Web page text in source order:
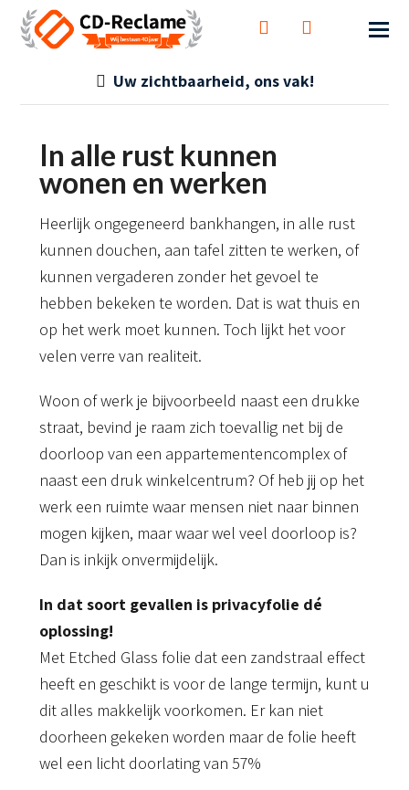
Uw zichtbaarheid, ons vak!
In alle rust kunnen
wonen en werken
Heerlijk ongegeneerd bankhangen, in alle rust
kunnen douchen, aan tafel zitten te werken, of
kunnen vergaderen zonder het gevoel te
hebben bekeken te worden. Dat is wat thuis en
op het werk moet kunnen. Toch lijkt het voor
velen verre van realiteit.
Woon of werk je bijvoorbeeld naast een drukke
straat, bevind je raam zich toevallig net bij de
doorloop van een appartementencomplex of
naast een druk winkelcentrum? Of heb jij op het
werk een ruimte waar mensen niet naar binnen
mogen kijken, maar waar wel veel doorloop is?
Dan is inkijk onvermijdelijk.
In dat soort gevallen is privacyfolie dé
oplossing!
Met Etched Glass folie dat een zandstraal effect
heeft en geschikt is voor de lange termijn, kunt u
dit alles makkelijk voorkomen. Er kan niet
doorheen gekeken worden maar de folie heeft
wel een licht doorlating van 57%